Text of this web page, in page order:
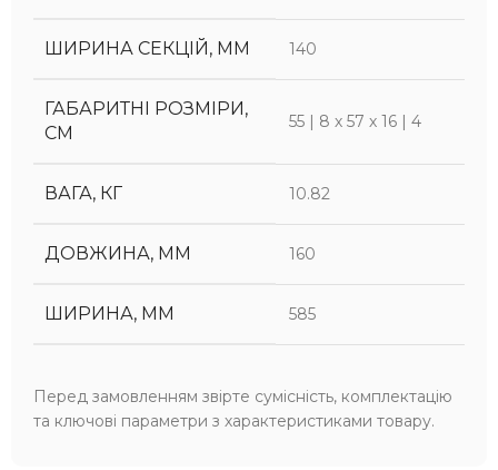
ШИРИНА СЕКЦІЙ, ММ 140
ГАБАРИТНІ РОЗМІРИ,
СМ
55 | 8 х 57 х 16 | 4
ВАГА, КГ 10.82
ДОВЖИНА, ММ 160
ШИРИНА, ММ 585
Перед замовленням звірте сумісність, комплектацію
та ключові параметри з характеристиками товару.